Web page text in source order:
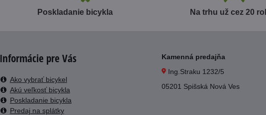
Poskladanie bicykla Na trhu už cez 20
Informácie pre Vás
Ako vybrať bicykel
Akú veľkosť bicykla
Poskladanie bicykla
Predaj na splátky
Kamenná predajňa
Ing.Straku 1232/5
05201 Spišská Nová Ves